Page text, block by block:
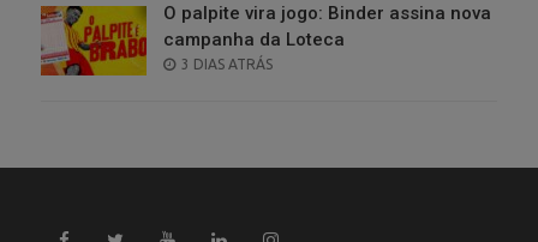
O palpite vira jogo: Binder assina nova
campanha da Loteca
POSTED
3 DIAS ATRÁS